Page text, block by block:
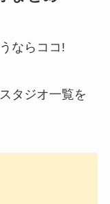
ならココ!
タジオ一覧を